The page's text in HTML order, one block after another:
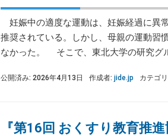
妊娠中の適度な運動は、妊娠経過に異
推奨されている。しかし、母親の運動習
なかった。 そこで、東北大学の研究グ
公開済み: 2026年4月13日 作成者: jide.jp カテゴ
『第16回 おくすり教育推